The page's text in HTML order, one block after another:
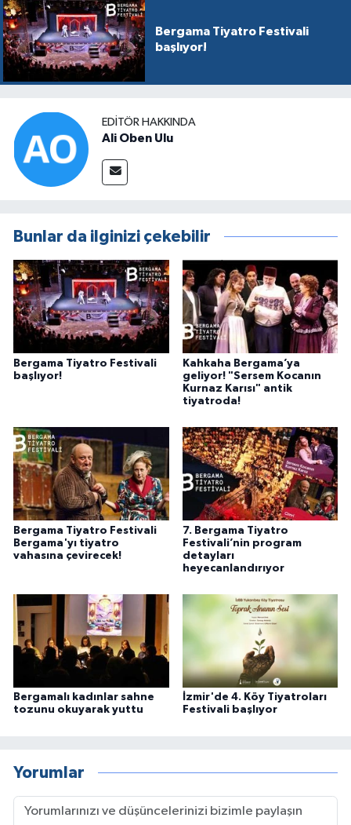
Bergama Tiyatro Festivali
başlıyor!
EDITÖR HAKKINDA
Ali Oben Ulu
Bunlar da ilginizi çekebilir
Bergama Tiyatro Festivali
başlıyor!
Kahkaha Bergama’ya
geliyor! "Sersem Kocanın
Kurnaz Karısı" antik
tiyatroda!
Bergama Tiyatro Festivali
Bergama'yı tiyatro
vahasına çevirecek!
7. Bergama Tiyatro
Festivali’nin program
detayları
heyecanlandırıyor
Bergamalı kadınlar sahne
tozunu okuyarak yuttu
İzmir'de 4. Köy Tiyatroları
Festivali başlıyor
Yorumlar